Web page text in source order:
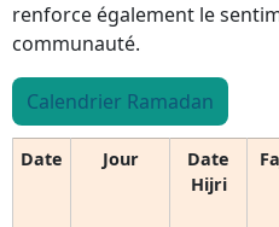
renforce également le
communauté.
Calendrier Ramadan
Date Jour
Date
Hijri